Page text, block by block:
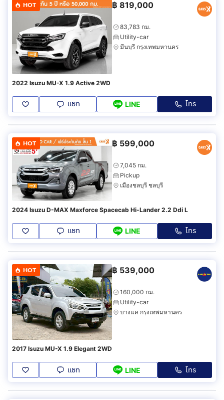
HOT ฿ 819,000
83,783 กม.
Utility-car
มีนบุรี กรุงเทพมหานคร
2022 Isuzu MU-X 1.9 Active 2WD
แชท LINE โทร
HOT ฿ 599,000
7,045 กม.
Pickup
เมืองชลบุรี ชลบุรี
2024 Isuzu D-MAX Maxforce Spacecab Hi-Lander 2.2 Ddi L
แชท LINE โทร
HOT ฿ 539,000
160,000 กม.
Utility-car
บางแค กรุงเทพมหานคร
2017 Isuzu MU-X 1.9 Elegant 2WD
แชท LINE โทร